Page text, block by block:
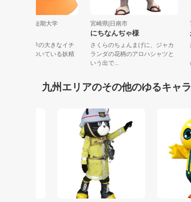
宮崎県|宮崎学園短期大学
宮崎学園短期大学の大きなイチ
ョウの木に棲みついている妖精
宮崎県|日南市
にちなんぢゃ様
さくらのちょんまげに、ジャカ
ランダの花柄のアロハシャツと
いう出で...
九州エリアのその他のゆるキャラ